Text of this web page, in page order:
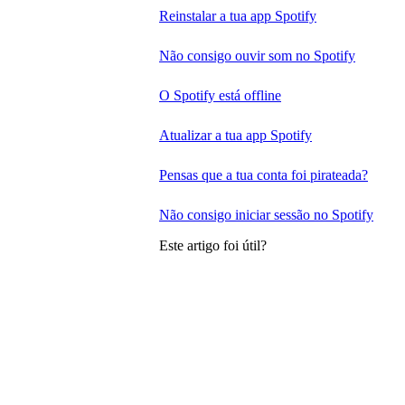
Reinstalar a tua app Spotify
Não consigo ouvir som no Spotify
O Spotify está offline
Atualizar a tua app Spotify
Pensas que a tua conta foi pirateada?
Não consigo iniciar sessão no Spotify
Este artigo foi útil?